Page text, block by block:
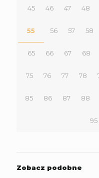
45 46 47 48
55 56 57 58
65 66 67 68
75 76 77 78
85 86 87 88
95
Zobacz podobne